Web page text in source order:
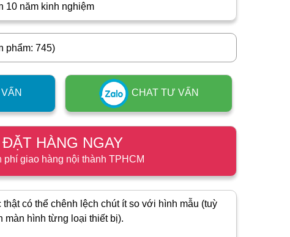
10 năm kinh nghiệm
phẩm: 745)
CHAT TƯ VẤN
ĐẶT HÀNG NGAY
phí giao hàng nội thành TPHCM
có thể chênh lệch chút ít so với hình mẫu (tuỳ
màn hình từng loại thiết bị).